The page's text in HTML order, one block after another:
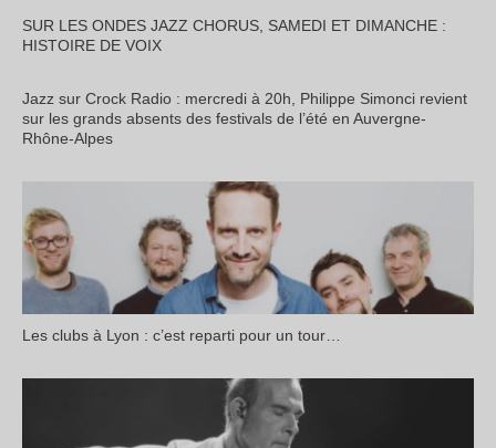
SUR LES ONDES JAZZ CHORUS, SAMEDI ET DIMANCHE :
HISTOIRE DE VOIX
Jazz sur Crock Radio : mercredi à 20h, Philippe Simonci revient
sur les grands absents des festivals de l’été en Auvergne-
Rhône-Alpes
Les clubs à Lyon : c’est reparti pour un tour…